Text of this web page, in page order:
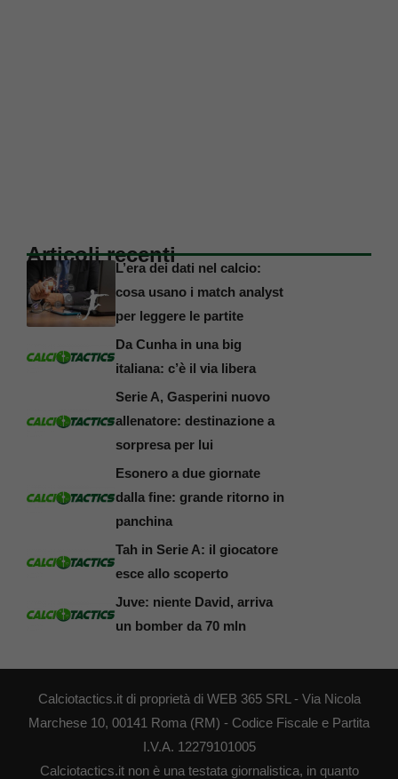
Articoli recenti
L’era dei dati nel calcio:
cosa usano i match analyst
per leggere le partite
Da Cunha in una big
italiana: c’è il via libera
Serie A, Gasperini nuovo
allenatore: destinazione a
sorpresa per lui
Esonero a due giornate
dalla fine: grande ritorno in
panchina
Tah in Serie A: il giocatore
esce allo scoperto
Juve: niente David, arriva
un bomber da 70 mln
Calciotactics.it di proprietà di WEB 365 SRL - Via Nicola
Marchese 10, 00141 Roma (RM) - Codice Fiscale e Partita
I.V.A. 12279101005
Calciotactics.it non è una testata giornalistica, in quanto